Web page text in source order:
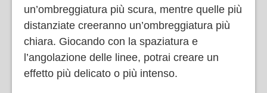
un’ombreggiatura più scura, mentre quelle più
distanziate creeranno un’ombreggiatura più
chiara. Giocando con la spaziatura e
l’angolazione delle linee, potrai creare un
effetto più delicato o più intenso.